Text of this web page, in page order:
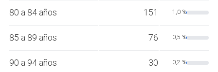
80 a 84 años 151 1,0 %
85 a 89 años 76 0,5 %
90 a 94 años 30 0,2 %